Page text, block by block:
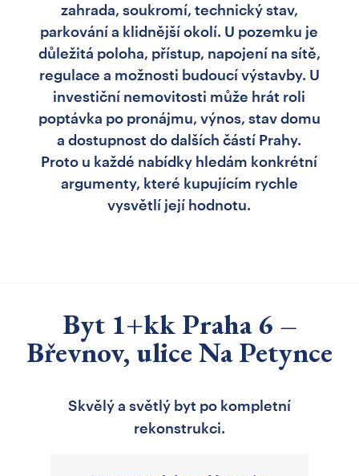
zahrada, soukromí, technický stav,
parkování a klidnější okolí. U pozemku je
důležitá poloha, přístup, napojení na sítě,
regulace a možnosti budoucí výstavby. U
investiční nemovitosti může hrát roli
poptávka po pronájmu, výnos, stav domu
a dostupnost do dalších částí Prahy.
Proto u každé nabídky hledám konkrétní
argumenty, které kupujícím rychle
vysvětlí její hodnotu.
Byt 1+kk Praha 6 –
Břevnov, ulice Na Petynce
Skvělý a světlý byt po kompletní
rekonstrukci.